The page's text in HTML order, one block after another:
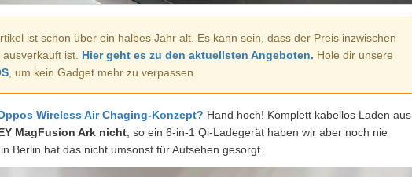
ist schon über ein halbes Jahr alt. Es kann sein, dass der Preis inzwischen
ist. Hier geht es zu den aktuellsten Angeboten. Hole dir unsere
, um kein Gadget mehr zu verpassen.
Wireless Air Chaging-Konzept? Hand hoch! Komplett kabellos Laden aus
MagFusion Ark nicht , so ein 6-in-1 Qi-Ladegerät haben wir aber noch nie
Berlin hat das nicht umsonst für Aufsehen gesorgt.